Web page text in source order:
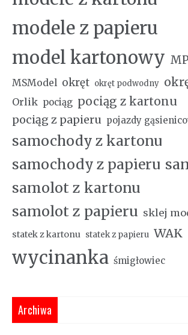
modele z papieru
model kartonowy
MSModel okręt okręt podwodny
Orlik pociąg pociąg z kartonu
pociąg z papieru pojazdy
samochody z kartonu
samochody z papieru
samolot z kartonu
samolot z papieru sklej
statek z kartonu statek z papieru WAK
wycinanka śmigłowiec
Archiwa